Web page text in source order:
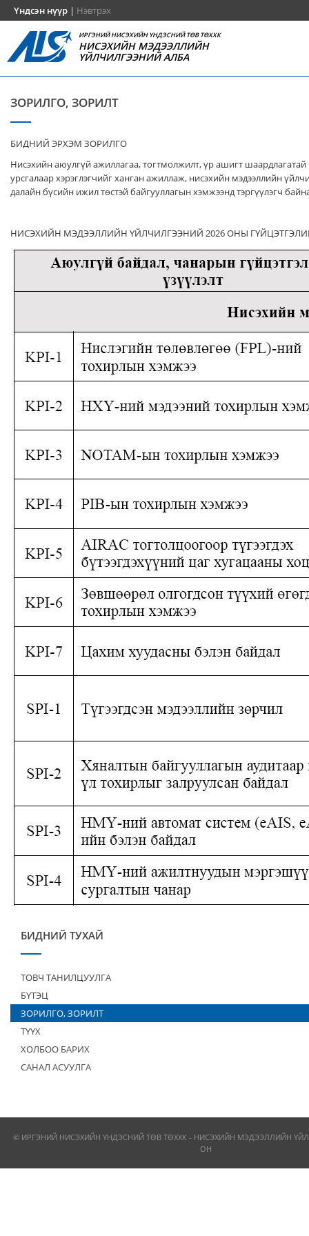
Үндсэн нүүр | Нэвтрэх
ИРГЭНИЙ НИСЭХИЙН ҮНДЭСНИЙ ТӨВ ТӨХХК
НИСЭХИЙН МЭДЭЭЛЛИЙН
ҮЙЛЧИЛГЭЭНИЙ АЛБА
ЗОРИЛГО, ЗОРИЛТ
БИДНИЙ ЭРХЭМ ЗОРИЛГО
Нисэхийн аюулгүй ажиллагаа, тогтмолжилт, үр ашигт шаардлагатай
урсгалаар хэрэглэгчийг ханган ажиллаж, нисэхийн мэдээллийн
далайн бүсийн ижил төстэй байгууллагын хэмжээнд тэргүүлэгч
НИСЭХИЙН МЭДЭЭЛЛИЙН ҮЙЛЧИЛГЭЭНИЙ 2026 ОНЫ
БИДНИЙ ТУХАЙ
ТОВЧ ТАНИЛЦУУЛГА
БҮТЭЦ
ЗОРИЛГО, ЗОРИЛТ
ТҮҮХ
ХОЛБОО БАРИХ
САНАЛ АСУУЛГА
© ИРГЭНИЙ НИСЭХИЙН ҮНДЭСНИЙ ТӨВ ТӨХХК - НИСЭХИЙН МЭДЭЭЛЛИЙН
ОН